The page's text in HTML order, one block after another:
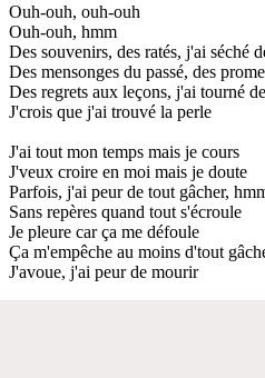
Ouh-ouh, ouh-ouh
Ouh-ouh, hmm
Des souvenirs, des ratés, j'ai séché
Des mensonges du passé, des
Des regrets aux leçons, j'ai tourné
J'crois que j'ai trouvé la perle
J'ai tout mon temps mais je cours
J'veux croire en moi mais je doute
Parfois, j'ai peur de tout gâcher,
Sans repères quand tout s'écroule
Je pleure car ça me défoule
Ça m'empêche au moins d'tout
J'avoue, j'ai peur de mourir